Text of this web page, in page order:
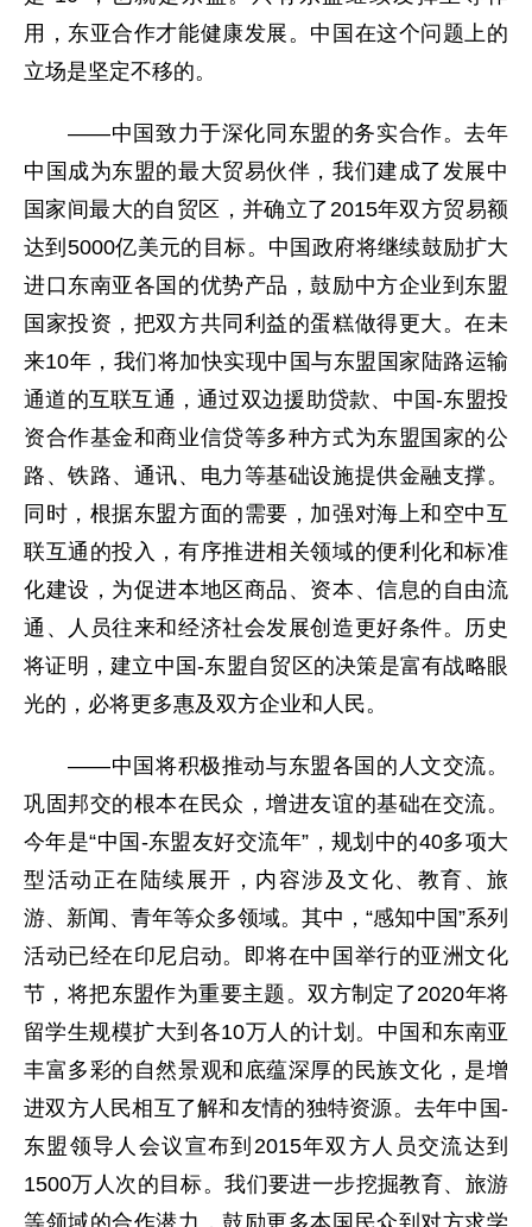
用，东亚合作才能健康发展。中国在这个问题上的
立场是坚定不移的。
——中国致力于深化同东盟的务实合作。去年
中国成为东盟的最大贸易伙伴，我们建成了发展中
国家间最大的自贸区，并确立了2015年双方贸易额
达到5000亿美元的目标。中国政府将继续鼓励扩大
进口东南亚各国的优势产品，鼓励中方企业到东盟
国家投资，把双方共同利益的蛋糕做得更大。在未
来10年，我们将加快实现中国与东盟国家陆路运输
通道的互联互通，通过双边援助贷款、中国-东盟投
资合作基金和商业信贷等多种方式为东盟国家的公
路、铁路、通讯、电力等基础设施提供金融支撑。
同时，根据东盟方面的需要，加强对海上和空中互
联互通的投入，有序推进相关领域的便利化和标准
化建设，为促进本地区商品、资本、信息的自由流
通、人员往来和经济社会发展创造更好条件。历史
将证明，建立中国-东盟自贸区的决策是富有战略眼
光的，必将更多惠及双方企业和人民。
——中国将积极推动与东盟各国的人文交流。
巩固邦交的根本在民众，增进友谊的基础在交流。
今年是“中国-东盟友好交流年”，规划中的40多项大
型活动正在陆续展开，内容涉及文化、教育、旅
游、新闻、青年等众多领域。其中，“感知中国”系列
活动已经在印尼启动。即将在中国举行的亚洲文化
节，将把东盟作为重要主题。双方制定了2020年将
留学生规模扩大到各10万人的计划。中国和东南亚
丰富多彩的自然景观和底蕴深厚的民族文化，是增
进双方人民相互了解和友情的独特资源。去年中国-
东盟领导人会议宣布到2015年双方人员交流达到
1500万人次的目标。我们要进一步挖掘教育、旅游
等领域的合作潜力，鼓励更多本国民众到对方求学